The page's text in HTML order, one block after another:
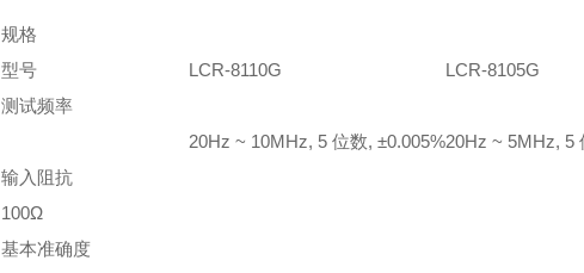
规格
型号
LCR-8110G
LCR-8105G
测试频率
20Hz ~ 10MHz, 5 位数, ±0.005%20Hz ~ 5MHz, 5
输入阻抗
100Ω
基本准确度